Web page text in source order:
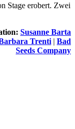
Stage erobert. Zwei
Susanne Barta
Trenti | Bad
Seeds Company